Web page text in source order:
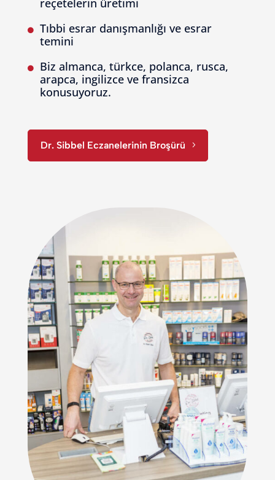

Tıbbi esrar danışmanlığı ve esrar
temini

Biz almanca, türkce, polanca, rusca,
arapca, ingilizce ve fransizca
konusuyoruz.
Dr. Sibbel Eczanelerinin Broşürü